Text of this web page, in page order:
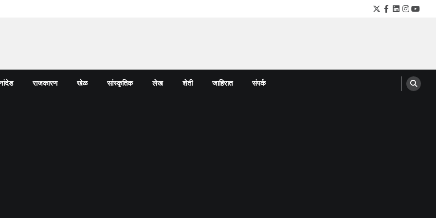
Twitter
Facebook
LinkedIn
राजकारण खेळ सांस्कृतिक लेख शेती जाहिरात संपर्क